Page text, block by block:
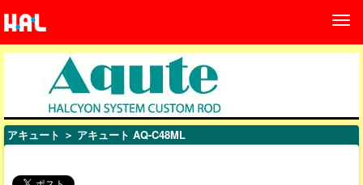
アキュート ＞ アキュート AQ-C48ML